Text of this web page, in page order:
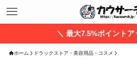
＼ 最大7.5%ポイントア
ホーム ドラックストア・美容用品・コスメ